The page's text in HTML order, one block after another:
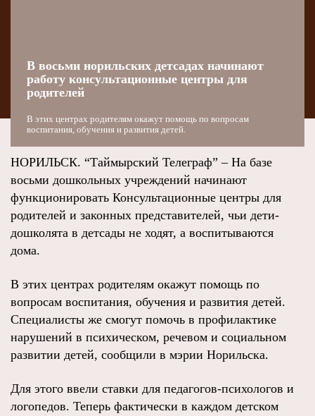
В восьми норильских детсадах начинают
работу консультационные центры для
родителей
В этих центрах родителям окажут помощь по вопросам
воспитания, обучения и развития детей.
НОРИЛЬСК. “Таймырский Телеграф” – На базе
восьми дошкольных учреждений начинают
функционировать Консультационные центры для
родителей и законных представителей, чьи дети-
дошколята в детсады не ходят, а воспитываются
дома.
В этих центрах родителям окажут помощь по
вопросам воспитания, обучения и развития детей.
Специалисты же смогут помочь в профилактике
нарушений в психическом, речевом и социальном
развитии детей, сообщили в мэрии Норильска.
Для этого ввели ставки для педагогов-психологов и
логопедов. Теперь фактически в каждом детском